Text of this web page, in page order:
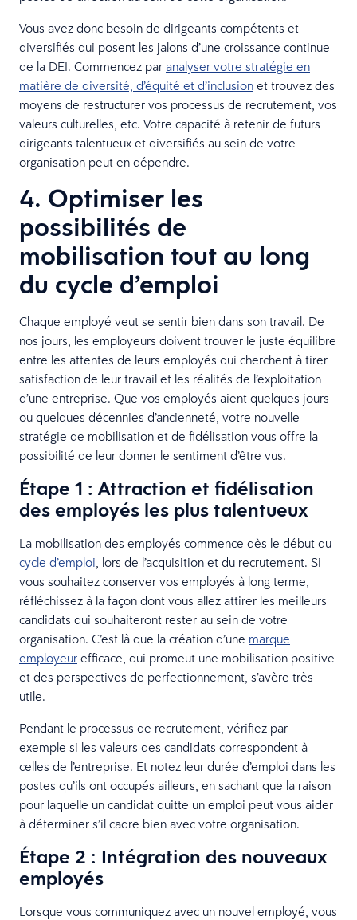
Vous avez donc besoin de dirigeants compétents et
diversifiés qui posent les jalons d’une croissance continue
de la DEI. Commencez par analyser votre stratégie en
matière de diversité, d’équité et d’inclusion et trouvez des
moyens de restructurer vos processus de recrutement, vos
valeurs culturelles, etc. Votre capacité à retenir de futurs
dirigeants talentueux et diversifiés au sein de votre
organisation peut en dépendre.
4. Optimiser les
possibilités de
mobilisation tout au long
du cycle d’emploi
Chaque employé veut se sentir bien dans son travail. De
nos jours, les employeurs doivent trouver le juste équilibre
entre les attentes de leurs employés qui cherchent à tirer
satisfaction de leur travail et les réalités de l’exploitation
d’une entreprise. Que vos employés aient quelques jours
ou quelques décennies d’ancienneté, votre nouvelle
stratégie de mobilisation et de fidélisation vous offre la
possibilité de leur donner le sentiment d’être vus.
Étape 1 : Attraction et fidélisation
des employés les plus talentueux
La mobilisation des employés commence dès le début du
cycle d’emploi , lors de l’acquisition et du recrutement. Si
vous souhaitez conserver vos employés à long terme,
réfléchissez à la façon dont vous allez attirer les meilleurs
candidats qui souhaiteront rester au sein de votre
organisation. C’est là que la création d’une marque
employeur efficace, qui promeut une mobilisation positive
et des perspectives de perfectionnement, s’avère très
utile.
Pendant le processus de recrutement, vérifiez par
exemple si les valeurs des candidats correspondent à
celles de l’entreprise. Et notez leur durée d’emploi dans les
postes qu’ils ont occupés ailleurs, en sachant que la raison
pour laquelle un candidat quitte un emploi peut vous aider
à déterminer s’il cadre bien avec votre organisation.
Étape 2 : Intégration des nouveaux
employés
Lorsque vous communiquez avec un nouvel employé, vous